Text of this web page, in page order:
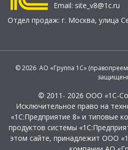
Email: site_v8@1c.ru
Отдел продаж: г. Москва, улица
© 2026 АО «Группа 1С»
© 2011- 2026 ООО «1С-
Исключительное право на
«1С:Предприятие 8» и типовые
продуктов системы
этом сайте, принадлежит ООО